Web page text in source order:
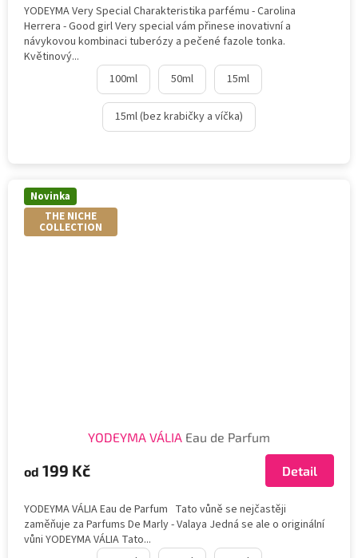
YODEYMA Very Special Charakteristika parfému - Carolina
Herrera - Good girl Very special vám přinese inovativní a
návykovou kombinaci tuberózy a pečené fazole tonka.
Květinový...
100ml
50ml 15ml
15ml (bez krabičky a víčka)
Novinka
THE NICHE
COLLECTION
YODEYMA VÁLIA Eau de Parfum
od 199 Kč Detail
YODEYMA VÁLIA Eau de Parfum Tato vůně se nejčastěji
zaměňuje za Parfums De Marly - Valaya Jedná se ale o originální
vůni YODEYMA VÁLIA Tato...